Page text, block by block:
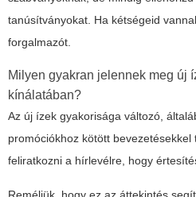
tanúsítványokat. Ha kétségeid
forgalmazót.
Milyen gyakran jelennek meg új
kínálatában?
Az új ízek gyakorisága változó,
promóciókhoz kötött
feliratkozni a hírlevélre, hogy
Reméljük, hogy ez az áttekintés